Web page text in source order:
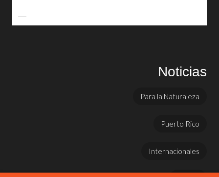
Noticias
Para la Naturaleza
Puerto Rico
Internacionales